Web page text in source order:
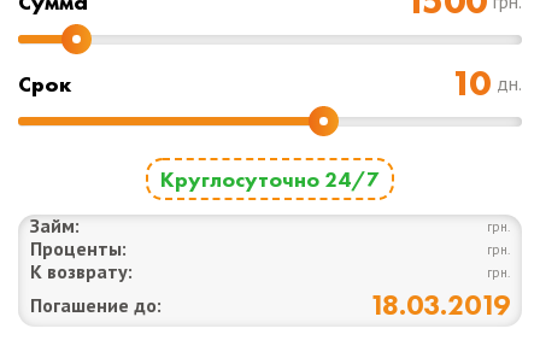
Срок дн.
Круглосуточно 24/7
Займ: грн.
Проценты: грн.
К возврату: грн.
Погашение до: 18.03.2019